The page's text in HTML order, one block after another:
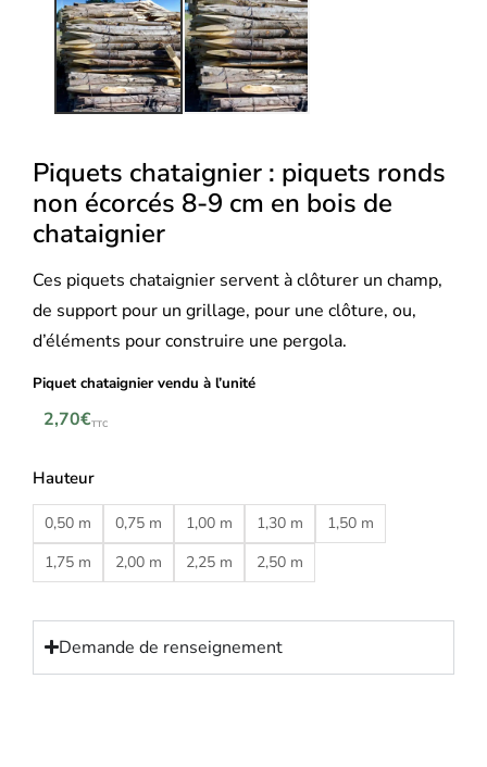
Piquets chataignier : piquets ronds
non écorcés 8-9 cm en bois de
chataignier
Ces piquets chataignier servent à clôturer un champ,
de support pour un grillage, pour une clôture, ou,
d’éléments pour construire une pergola.
Piquet chataignier vendu à l’unité
2,70€TTC
Hauteur
0,50 m 0,75 m 1,00 m 1,30 m
1,50 m
1,75 m
2,00 m 2,25 m 2,50 m
Demande de renseignement